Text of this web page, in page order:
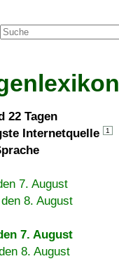
22 Tagen
Internetquelle
1
7. August
den 8. August
7. August
8. August